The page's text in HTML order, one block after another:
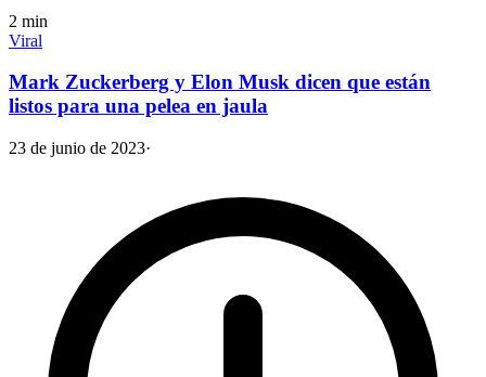
2 min
Viral
Mark Zuckerberg y Elon Musk dicen que están
listos para una pelea en jaula
23 de junio de 2023·